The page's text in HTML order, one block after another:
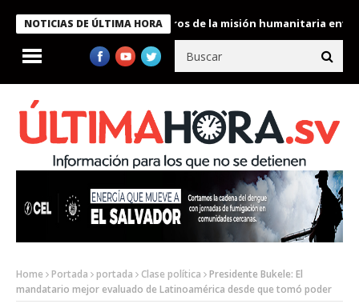
NOTICIAS DE ÚLTIMA HORA
condecora a miembros de la misión humanitaria enviada a
Home Portada portada Clase política
Presidente Bukele: El
mandatario mejor evaluado de Latinoamérica desde que tomó poder